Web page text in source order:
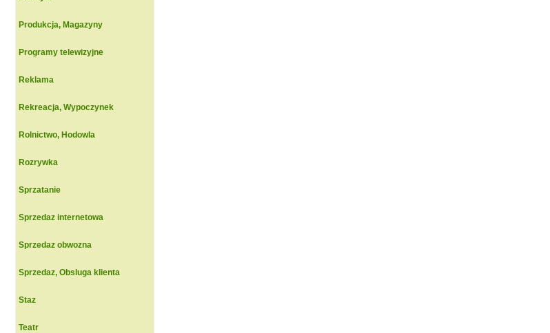
Produkcja, Magazyny
Programy telewizyjne
Reklama
Rekreacja, Wypoczynek
Rolnictwo, Hodowla
Rozrywka
Sprzatanie
Sprzedaz internetowa
Sprzedaz obwozna
Sprzedaz, Obsluga klienta
Staz
Teatr